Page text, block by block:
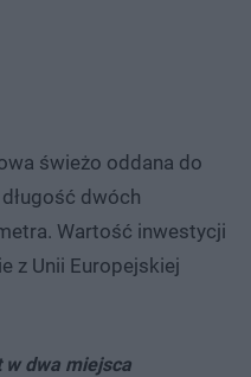
świeżo oddana do
dwóch
Wartość inwestycji
z Unii Europejskiej
w dwa miejsca